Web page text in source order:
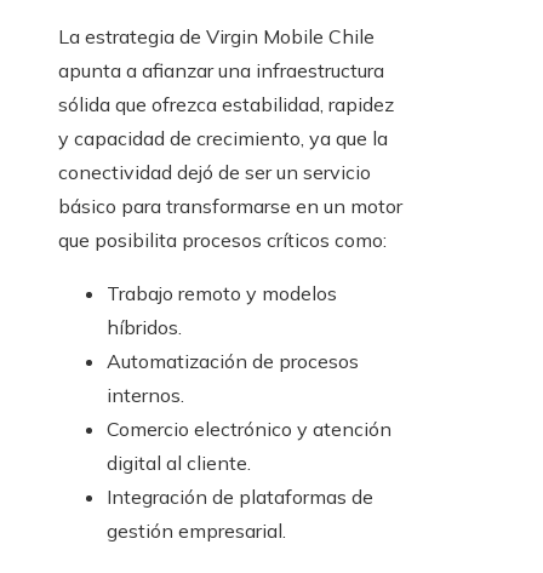
La estrategia de Virgin Mobile Chile
apunta a afianzar una infraestructura
sólida que ofrezca estabilidad, rapidez
y capacidad de crecimiento, ya que la
conectividad dejó de ser un servicio
básico para transformarse en un motor
que posibilita procesos críticos como:
Trabajo remoto y modelos
híbridos.
Automatización de procesos
internos.
Comercio electrónico y atención
digital al cliente.
Integración de plataformas de
gestión empresarial.